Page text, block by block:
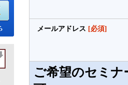
メールアドレス [必須]
ご希望のセミ